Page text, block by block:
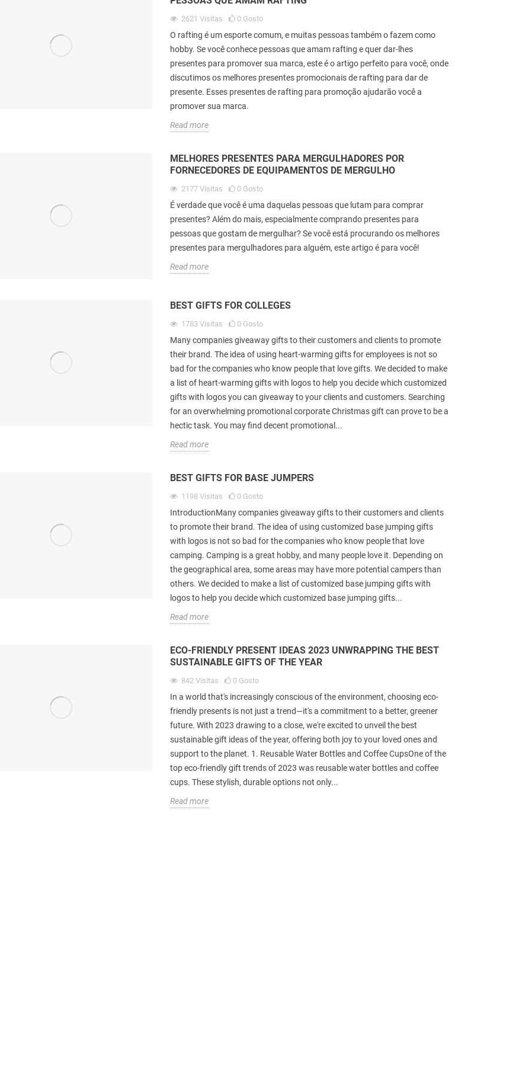
Gosto
família após COVID-19
1 13Gosto
Como conseguir os melhores
presentes para os médicos
para celebrar o Dia Nacional
dos Médicos
5612visitas 1 3 Gosto
Pesquisamos nossa comunidade de
COVID-19
5507
A Covid-19 incomodou muitas
famílias. Após o fim do covid-
2621 Visitas 0 Gosto
O rafting é um esporte comum, e muitas pessoas também o fazem como
hobby. Se você conhece pessoas que amam rafting e quer dar-lhes
presentes para promover sua marca, este é o artigo perfeito para você, onde
discutimos os melhores presentes promocionais de rafting para dar de
presente. Esses presentes de rafting para promoção ajudarão você a
promover sua marca.
Read more
MELHORES PRESENTES PARA MERGULHADORES POR
FORNECEDORES DE EQUIPAMENTOS DE MERGULHO
2177 Visitas 0 Gosto
É verdade que você é uma daquelas pessoas que lutam para comprar
presentes? Além do mais, especialmente comprando presentes para
pessoas que gostam de mergulhar? Se você está procurando os melhores
presentes para mergulhadores para alguém, este artigo é para você!
Read more
BEST GIFTS FOR COLLEGES
1783 Visitas 0 Gosto
Many companies giveaway gifts to their customers and clients to promote
their brand. The idea of using heart-warming gifts for employees is not so
bad for the companies who know people that love gifts. We decided to make
a list of heart-warming gifts with logos to help you decide which customized
gifts with logos you can giveaway to your clients and customers. Searching
for an overwhelming promotional corporate Christmas gift can prove to be a
hectic task. You may find decent promotional...
Read more
BEST GIFTS FOR BASE JUMPERS
1198 Visitas 0 Gosto
IntroductionMany companies giveaway gifts to their customers and clients
to promote their brand. The idea of using customized base jumping gifts
with logos is not so bad for the companies who know people that love
camping. Camping is a great hobby, and many people love it. Depending on
the geographical area, some areas may have more potential campers than
others. We decided to make a list of customized base jumping gifts with
logos to help you decide which customized base jumping gifts...
Read more
ECO-FRIENDLY PRESENT IDEAS 2023 UNWRAPPING THE BEST
SUSTAINABLE GIFTS OF THE YEAR
842 Visitas 0 Gosto
In a world that's increasingly conscious of the environment, choosing eco-
friendly presents is not just a trend—it's a commitment to a better, greener
future. With 2023 drawing to a close, we're excited to unveil the best
sustainable gift ideas of the year, offering both joy to your loved ones and
support to the planet. 1. Reusable Water Bottles and Coffee CupsOne of the
top eco-friendly gift trends of 2023 was reusable water bottles and coffee
cups. These stylish, durable options not only...
Read more